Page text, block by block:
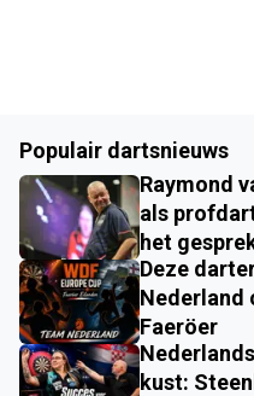
Populair dartsnieuws
Raymond
als
het
Deze
Nederland
Faeröer
kust: